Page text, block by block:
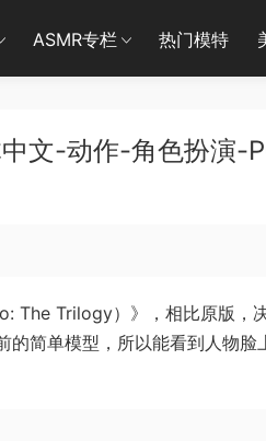
ASMR专栏 热门模特
文-动作-角色扮演-
The Trilogy）》，相比原版，
简单模型，所以能看到人物脸